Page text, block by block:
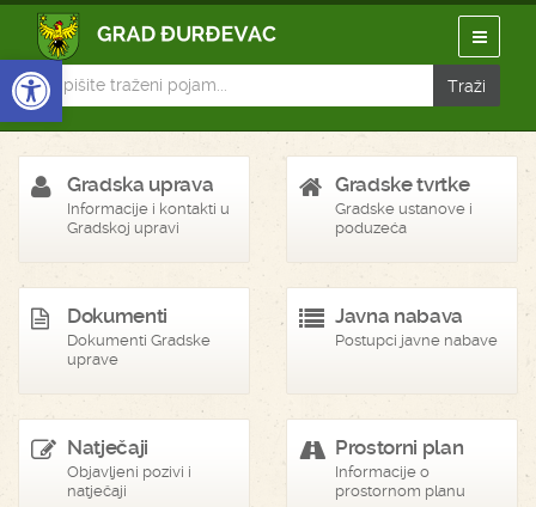
Open toolbar
Gradska uprava
Informacije i kontakti u
Gradskoj upravi
Gradske tvrtke
Gradske ustanove i
poduzeća
Dokumenti
Dokumenti Gradske
uprave
Javna nabava
Postupci javne nabave
Natječaji
Objavljeni pozivi i
natječaji
Prostorni plan
Informacije o
prostornom planu